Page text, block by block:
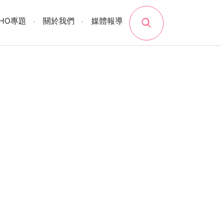
search
專題
關於我們 媒體報導